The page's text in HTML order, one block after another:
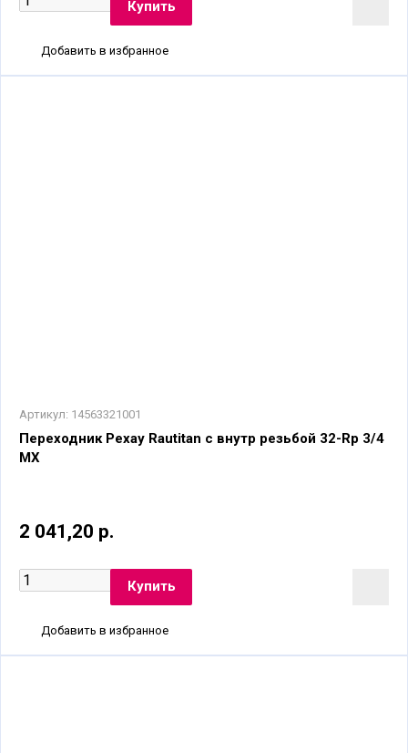
Добавить в избранное
Артикул: 14563321001
Переходник Рехау Rautitan с внутр резьбой 32-Rp 3/4
MX
2 041,20 р.
Добавить в избранное